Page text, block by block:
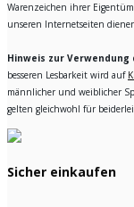
Warenzeichen ihrer
unseren Internetseiten
Hinweis zur
besseren Lesbarkeit wird auf
männlicher und weiblicher
gelten gleichwohl für
Sicher einkaufen